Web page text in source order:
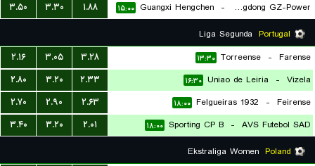
Guangdong GZ-Power
-
Guangxi Hengchen ۱۵:۰۰ ۱.۸۸ ۳.۳۰
۳.۵۰
Portugal
Farense
-
Torreense ۱۳:۳۰ ۳.۲۸ ۳.۰۵
۲.۱۶
Vizela
-
Uniao de Leiria ۱۶:۳۰ ۲.۳۳ ۳.۲۰
۲.۸۰
Feirense
-
Felgueiras 1932 ۱۸:۰۰ ۲.۶۳ ۲.۹۰
۲.۷۰
AVS Futebol SAD
-
Sporting CP B ۱۸:۰۰ ۲.۰۱ ۳.۲۰
۳.۴۰
Poland